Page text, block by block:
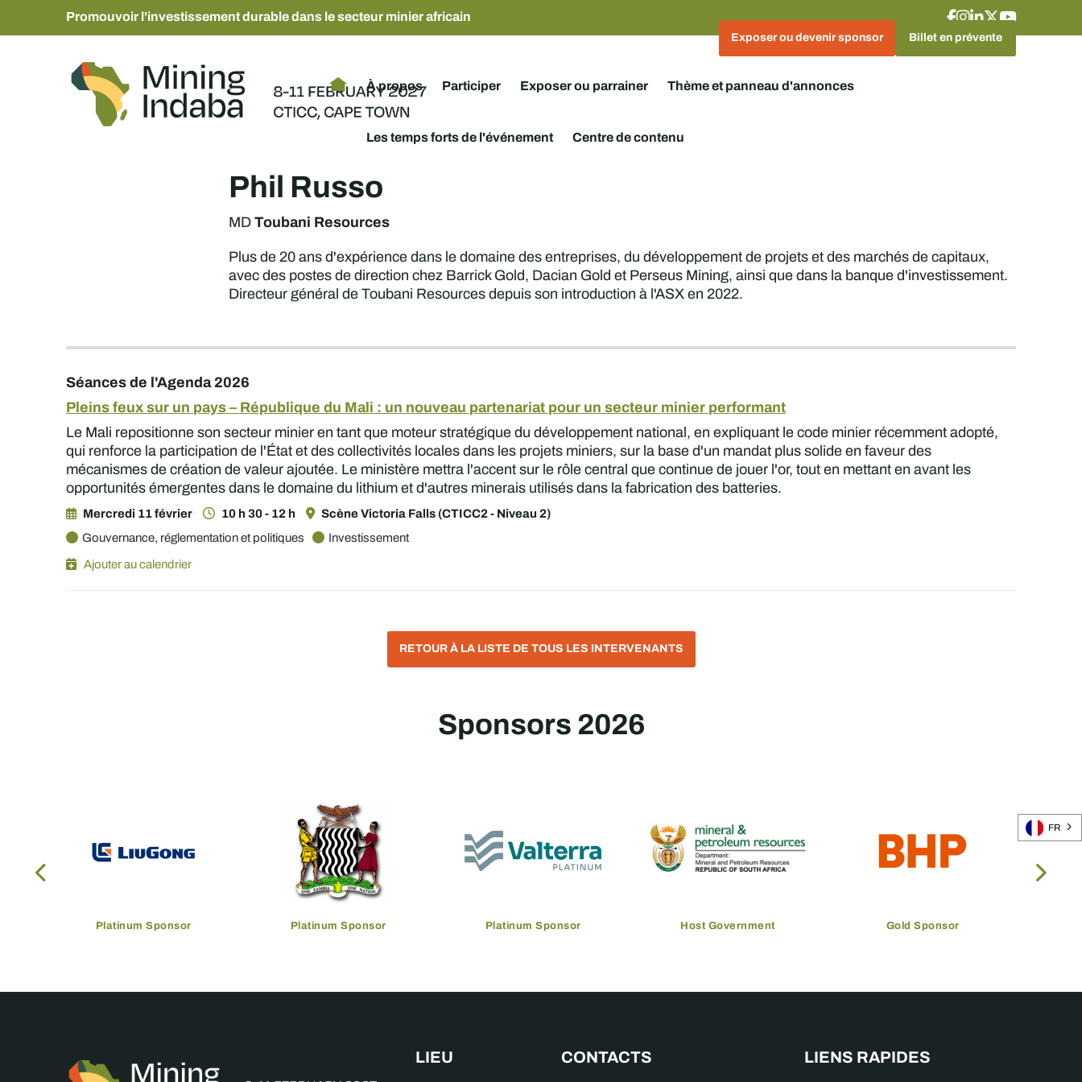
Promouvoir l'investissement durable dans le secteur minier africain
Exposer ou devenir sponsor Billet en prévente
À propos Participer Exposer ou parrainer Thème et panneau d'annonces
Les temps forts de l'événement Centre de contenu
Phil Russo
MDToubani Resources
Plus de 20 ans d'expérience dans le domaine des entreprises, du développement de projets et des marchés de capitaux,
avec des postes de direction chez Barrick Gold, Dacian Gold et Perseus Mining, ainsi que dans la banque d'investissement.
Directeur général de Toubani Resources depuis son introduction à l'ASX en 2022.
Séances de l'Agenda 2026
Pleins feux sur un pays – République du Mali : un nouveau partenariat pour un secteur minier performant
Le Mali repositionne son secteur minier en tant que moteur stratégique du développement national, en expliquant le code minier récemment adopté,
qui renforce la participation de l'État et des collectivités locales dans les projets miniers, sur la base d'un mandat plus solide en faveur des
mécanismes de création de valeur ajoutée. Le ministère mettra l'accent sur le rôle central que continue de jouer l'or, tout en mettant en avant les
opportunités émergentes dans le domaine du lithium et d'autres minerais utilisés dans la fabrication des batteries.
Mercredi 11 février 10 h 30 - 12 h
Scène Victoria Falls (CTICC2 - Niveau 2)
Gouvernance, réglementation et politiques
Investissement
Ajouter au calendrier
RETOUR À LA LISTE DE TOUS LES INTERVENANTS
Sponsors 2026
Platinum Sponsor Platinum Sponsor Platinum Sponsor Host Government Gold Sponsor
LIEU CONTACTS LIENS RAPIDES
FR